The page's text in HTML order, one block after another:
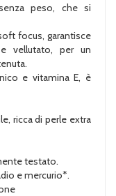
peso, che si
focus, garantisce
vellutato, per un
e vitamina E, è
ricca di perle extra
testato.
e mercurio*.